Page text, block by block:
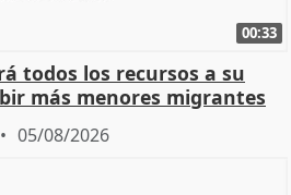
00:33
todos los recursos a su
más menores migrantes
05/08/2026